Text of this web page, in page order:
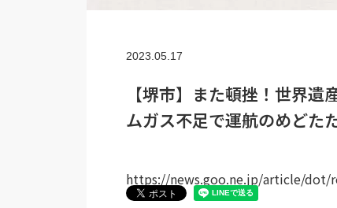
2023.05.17
【堺市】また頓挫！世界
ムガス不足で運航のめどた
https://news.goo.ne.jp/article/dot/